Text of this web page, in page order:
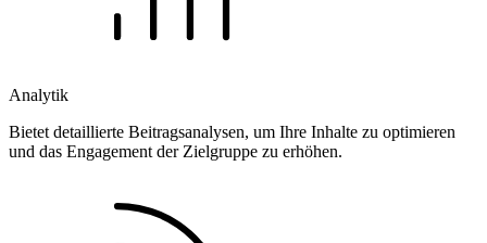
Analytik
Bietet detaillierte Beitragsanalysen, um Ihre Inhalte zu optimieren
und das Engagement der Zielgruppe zu erhöhen.